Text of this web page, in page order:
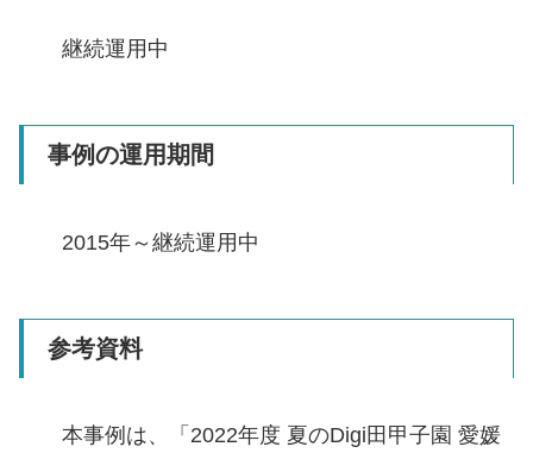
継続運用中
事例の運用期間
2015年～継続運用中
参考資料
本事例は、「2022年度 夏のDigi田甲子園 愛媛